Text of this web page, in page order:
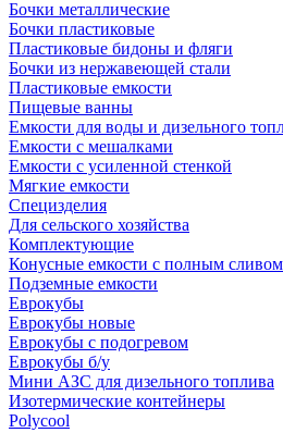
Бочки металлические
Бочки пластиковые
Пластиковые бидоны и фляги
Бочки из нержавеющей стали
Пластиковые емкости
Пищевые ванны
Емкости для воды и дизельного
Емкости с мешалками
Емкости с усиленной стенкой
Мягкие емкости
Специзделия
Для сельского хозяйства
Комплектующие
Конусные емкости с полным
Подземные емкости
Еврокубы
Еврокубы новые
Еврокубы с подогревом
Еврокубы б/у
Мини АЗС для дизельного топлива
Изотермические контейнеры
Polycool